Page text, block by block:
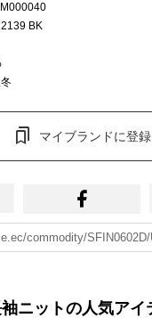
BK
マイブランドに登録
ニットの人気アイ